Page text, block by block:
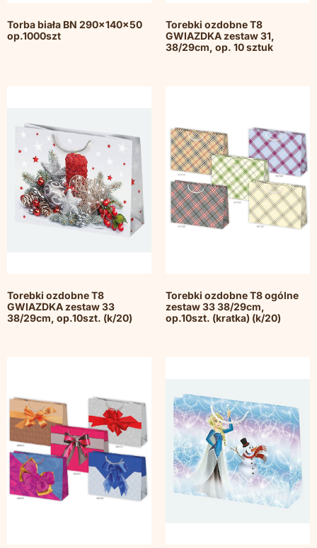
Torba biała BN 290x140x50
op.1000szt
Torebki ozdobne T8
GWIAZDKA zestaw 31,
38/29cm, op. 10 sztuk
Torebki ozdobne T8
GWIAZDKA zestaw 33
38/29cm, op.10szt. (k/20)
Torebki ozdobne T8 ogólne
zestaw 33 38/29cm,
op.10szt. (kratka) (k/20)